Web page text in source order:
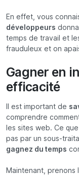
En effet, vous
développeurs
temps de travail et
frauduleux et on
Gagner en
efficacité
Il est important de
comprendre
les sites web. Ce
pas par un sous-
gagnez du temps
Maintenant,